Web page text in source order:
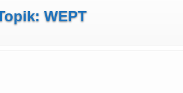
WEPT